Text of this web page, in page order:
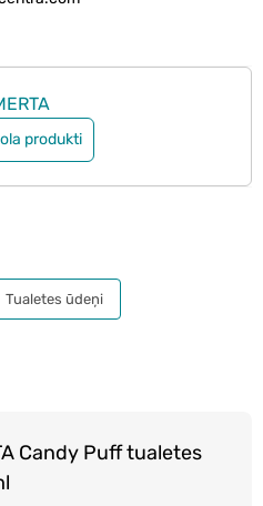
produkti
Candy Puff tualetes
Tualetes ūdeņi